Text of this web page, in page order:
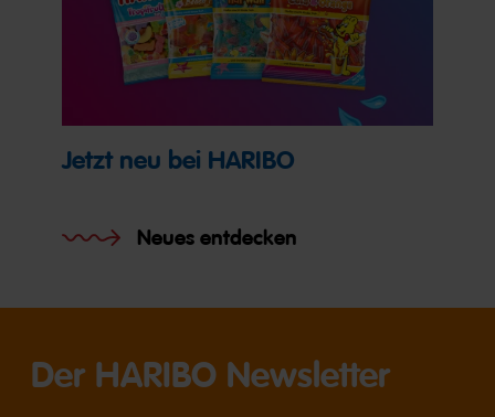
Jetzt neu bei HARIBO
Neues entdecken
Der HARIBO Newsletter